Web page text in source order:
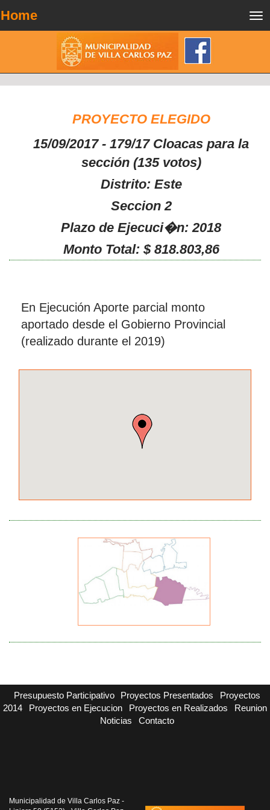
Home
PROYECTO ELEGIDO
15/09/2017 - 179/17 Cloacas para la
sección (135 votos)
Distrito: Este
Seccion 2
Plazo de Ejecuci�n: 2018
Monto Total: $ 818.803,86
En Ejecución Aporte parcial monto
aportado desde el Gobierno Provincial
(realizado durante el 2019)
Presupuesto Participativo Proyectos Presentados
Proyectos
2014
Proyectos en Ejecucion Proyectos en Realizados
Reunion
Noticias
Contacto
Municipalidad de Villa Carlos Paz -